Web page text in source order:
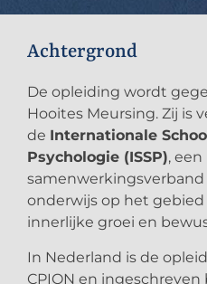
Achtergrond
De opleiding wordt
Hooites Meursing. Zij is
de Internationale
Psychologie (ISSP), een
onderwijs op het
innerlijke groei en
In Nederland is de
CPION en ingeschreven